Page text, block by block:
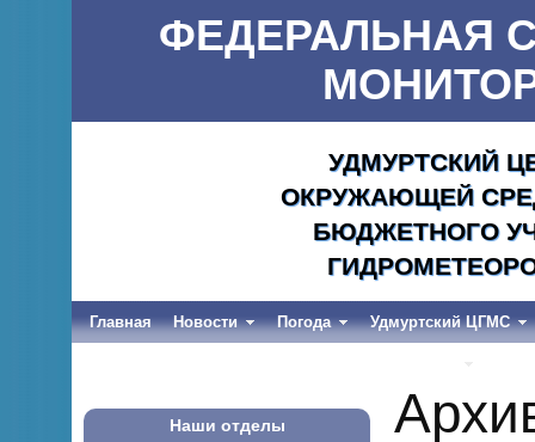
ФЕДЕРАЛЬНАЯ
УДМУРТСКИЙ
ОКРУЖАЮЩЕЙ
БЮДЖЕТНОГО
Главная Новости Погода Удмуртский ЦГМС
Наши отделы